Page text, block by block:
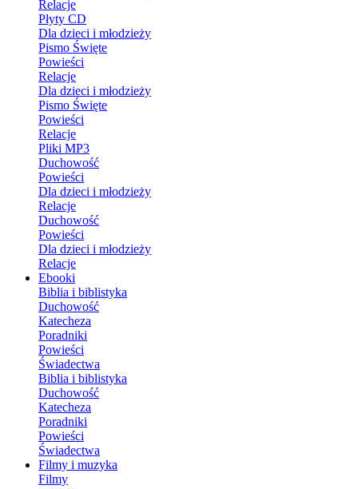
Relacje
Płyty CD
Dla dzieci i młodzieży
Pismo Święte
Powieści
Relacje
Dla dzieci i młodzieży
Pismo Święte
Powieści
Relacje
Pliki MP3
Duchowość
Powieści
Dla dzieci i młodzieży
Relacje
Duchowość
Powieści
Dla dzieci i młodzieży
Relacje
Ebooki
Biblia i biblistyka
Duchowość
Katecheza
Poradniki
Powieści
Świadectwa
Biblia i biblistyka
Duchowość
Katecheza
Poradniki
Powieści
Świadectwa
Filmy i muzyka
Filmy